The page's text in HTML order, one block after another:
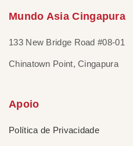
Mundo Asia Cingapura
133 New Bridge Road #08-01
Chinatown Point, Cingapura
Apoio
Política de Privacidade